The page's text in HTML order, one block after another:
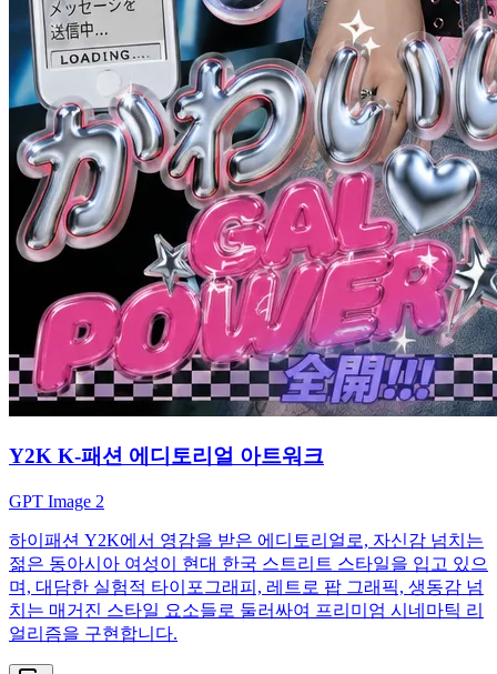
Y2K K-패션 에디토리얼 아트워크
GPT Image 2
하이패션 Y2K에서 영감을 받은 에디토리얼로, 자신감 넘치는
젊은 동아시아 여성이 현대 한국 스트리트 스타일을 입고 있으
며, 대담한 실험적 타이포그래피, 레트로 팝 그래픽, 생동감 넘
치는 매거진 스타일 요소들로 둘러싸여 프리미엄 시네마틱 리
얼리즘을 구현합니다.